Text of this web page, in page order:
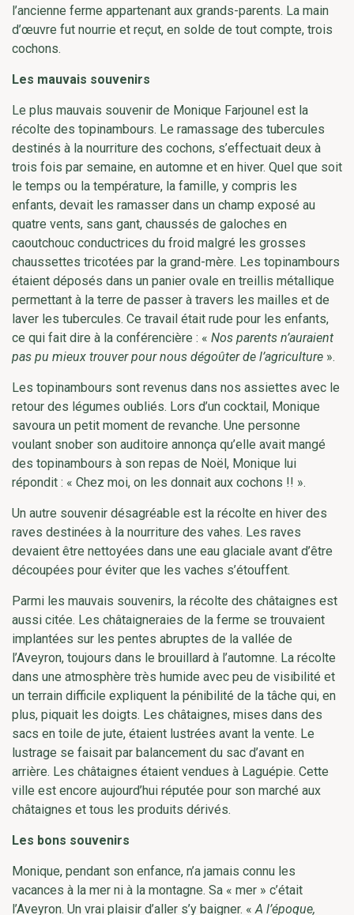
l’ancienne ferme appartenant aux grands-parents. La main
d’œuvre fut nourrie et reçut, en solde de tout compte, trois
cochons.
Les mauvais souvenirs
Le plus mauvais souvenir de Monique Farjounel est la
récolte des topinambours. Le ramassage des tubercules
destinés à la nourriture des cochons, s’effectuait deux à
trois fois par semaine, en automne et en hiver. Quel que soit
le temps ou la température, la famille, y compris les
enfants, devait les ramasser dans un champ exposé au
quatre vents, sans gant, chaussés de galoches en
caoutchouc conductrices du froid malgré les grosses
chaussettes tricotées par la grand-mère. Les topinambours
étaient déposés dans un panier ovale en treillis métallique
permettant à la terre de passer à travers les mailles et de
laver les tubercules. Ce travail était rude pour les enfants,
ce qui fait dire à la conférencière : « Nos parents n’auraient
pas pu mieux trouver pour nous dégoûter de l’agriculture ».
Les topinambours sont revenus dans nos assiettes avec le
retour des légumes oubliés. Lors d’un cocktail, Monique
savoura un petit moment de revanche. Une personne
voulant snober son auditoire annonça qu’elle avait mangé
des topinambours à son repas de Noël, Monique lui
répondit : « Chez moi, on les donnait aux cochons !! ».
Un autre souvenir désagréable est la récolte en hiver des
raves destinées à la nourriture des vahes. Les raves
devaient être nettoyées dans une eau glaciale avant d’être
découpées pour éviter que les vaches s’étouffent.
Parmi les mauvais souvenirs, la récolte des châtaignes est
aussi citée. Les châtaigneraies de la ferme se trouvaient
implantées sur les pentes abruptes de la vallée de
l’Aveyron, toujours dans le brouillard à l’automne. La récolte
dans une atmosphère très humide avec peu de visibilité et
un terrain difficile expliquent la pénibilité de la tâche qui, en
plus, piquait les doigts. Les châtaignes, mises dans des
sacs en toile de jute, étaient lustrées avant la vente. Le
lustrage se faisait par balancement du sac d’avant en
arrière. Les châtaignes étaient vendues à Laguépie. Cette
ville est encore aujourd’hui réputée pour son marché aux
châtaignes et tous les produits dérivés.
Les bons souvenirs
Monique, pendant son enfance, n’a jamais connu les
vacances à la mer ni à la montagne. Sa « mer » c’était
l’Aveyron. Un vrai plaisir d’aller s’y baigner. «A l’époque,